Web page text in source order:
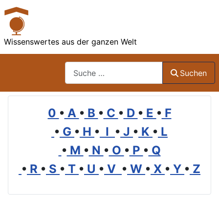
Wissenswertes aus der ganzen Welt
Suchen
0 • A • B • C • D • E • F
• G • H • I • J • K • L
• M • N • O • P • Q
• R • S • T • U • V • W • X • Y • Z